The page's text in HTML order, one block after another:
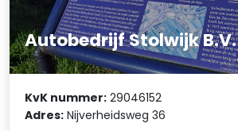
Autobedrijf Stolwijk B.V.
KvK nummer: 29046152
Adres: Nijverheidsweg 36